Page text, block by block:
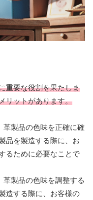
重要な役割を果たしま
リットがあります。
革製品の色味を正確に確
品を製造する際に、お
るために必要なことで
製品の色味を調整する
造する際に、お客様の